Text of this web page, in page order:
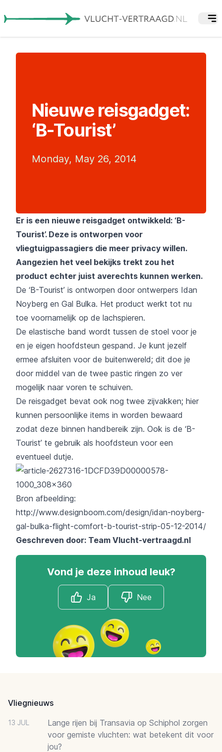
Nieuwe reisgadget:
‘B-Tourist’
Monday, May 26, 2014
Er is een nieuwe reisgadget ontwikkeld: ‘B-
Tourist’. Deze is ontworpen voor
vliegtuigpassagiers die meer privacy willen.
Aangezien het veel bekijks trekt zou het
product echter juist averechts kunnen werken.
De ‘B-Tourist’ is ontworpen door ontwerpers Idan
Noyberg en Gal Bulka. Het product werkt tot nu
toe voornamelijk op de lachspieren.
De elastische band wordt tussen de stoel voor je
en je eigen hoofdsteun gespand. Je kunt jezelf
ermee afsluiten voor de buitenwereld; dit doe je
door middel van de twee pastic ringen zo ver
mogelijk naar voren te schuiven.
De reisgadget bevat ook nog twee zijvakken; hier
kunnen persoonlijke items in worden bewaard
zodat deze binnen handbereik zijn. Ook is de ‘B-
Tourist’ te gebruik als hoofdsteun voor een
eventueel dutje.
Bron afbeelding:
http://www.designboom.com/design/idan-noyberg-
gal-bulka-flight-comfort-b-tourist-strip-05-12-2014/
Geschreven door: Team Vlucht-vertraagd.nl
Vond je deze inhoud leuk?
Ja Nee
Vliegnieuws
13 JUL
Lange rijen bij Transavia op Schiphol zorgen
voor gemiste vluchten: wat betekent dit voor
jou?